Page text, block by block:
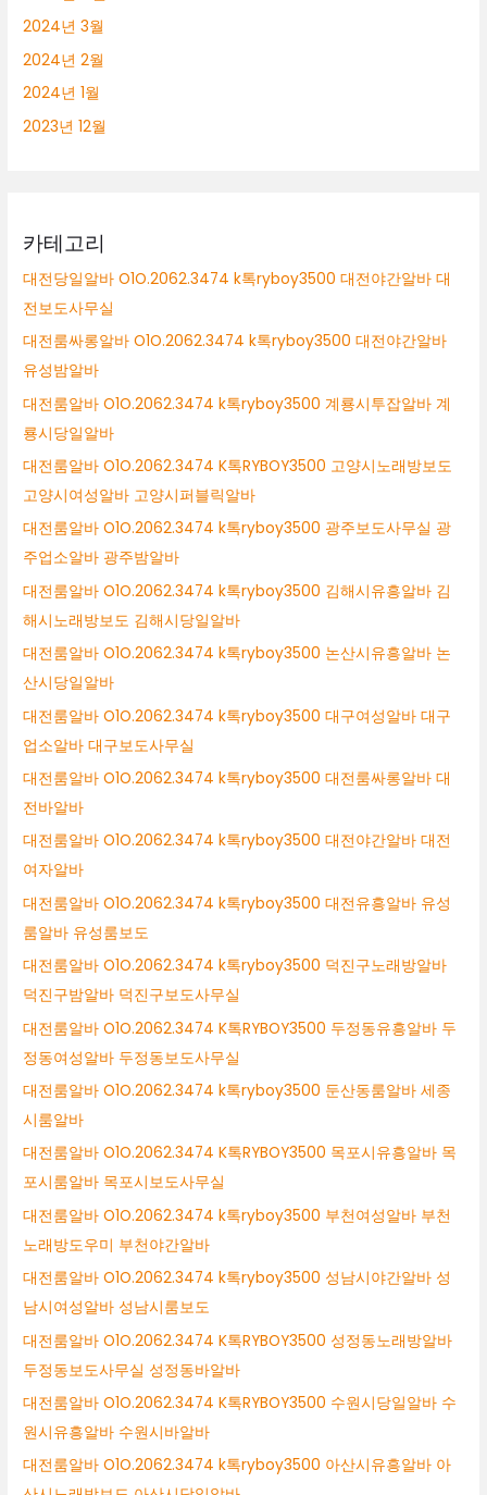
2024년 3월
2024년 2월
2024년 1월
2023년 12월
카테고리
대전당일알바 O1O.2062.3474 k톡ryboy3500 대전야간알바 대
전보도사무실
대전룸싸롱알바 O1O.2062.3474 k톡ryboy3500 대전야간알바
유성밤알바
대전룸알바 O1O.2062.3474 k톡ryboy3500 계룡시투잡알바 계
룡시당일알바
대전룸알바 O1O.2062.3474 K톡RYBOY3500 고양시노래방보도
고양시여성알바 고양시퍼블릭알바
대전룸알바 O1O.2062.3474 k톡ryboy3500 광주보도사무실 광
주업소알바 광주밤알바
대전룸알바 O1O.2062.3474 k톡ryboy3500 김해시유흥알바 김
해시노래방보도 김해시당일알바
대전룸알바 O1O.2062.3474 k톡ryboy3500 논산시유흥알바 논
산시당일알바
대전룸알바 O1O.2062.3474 k톡ryboy3500 대구여성알바 대구
업소알바 대구보도사무실
대전룸알바 O1O.2062.3474 k톡ryboy3500 대전룸싸롱알바 대
전바알바
대전룸알바 O1O.2062.3474 k톡ryboy3500 대전야간알바 대전
여자알바
대전룸알바 O1O.2062.3474 k톡ryboy3500 대전유흥알바 유성
룸알바 유성룸보도
대전룸알바 O1O.2062.3474 k톡ryboy3500 덕진구노래방알바
덕진구밤알바 덕진구보도사무실
대전룸알바 O1O.2062.3474 K톡RYBOY3500 두정동유흥알바 두
정동여성알바 두정동보도사무실
대전룸알바 O1O.2062.3474 k톡ryboy3500 둔산동룸알바 세종
시룸알바
대전룸알바 O1O.2062.3474 K톡RYBOY3500 목포시유흥알바 목
포시룸알바 목포시보도사무실
대전룸알바 O1O.2062.3474 k톡ryboy3500 부천여성알바 부천
노래방도우미 부천야간알바
대전룸알바 O1O.2062.3474 k톡ryboy3500 성남시야간알바 성
남시여성알바 성남시룸보도
대전룸알바 O1O.2062.3474 K톡RYBOY3500 성정동노래방알바
두정동보도사무실 성정동바알바
대전룸알바 O1O.2062.3474 K톡RYBOY3500 수원시당일알바 수
원시유흥알바 수원시바알바
대전룸알바 O1O.2062.3474 k톡ryboy3500 아산시유흥알바 아